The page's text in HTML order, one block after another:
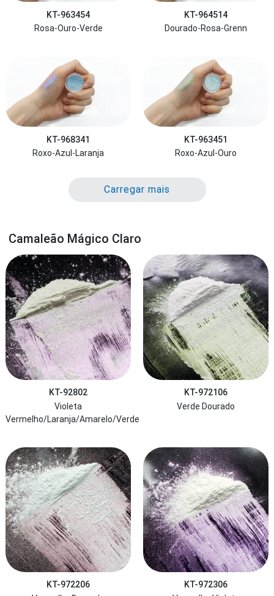
KT-963454
Rosa-Ouro-Verde
KT-964514
Dourado-Rosa-Grenn
KT-968341
Roxo-Azul-Laranja
KT-963451
Roxo-Azul-Ouro
Carregar mais
Camaleão Mágico Claro
KT-92802
Violeta
Vermelho/Laranja/Amarelo/Verde
KT-972106
Verde Dourado
KT-972206
KT-972306